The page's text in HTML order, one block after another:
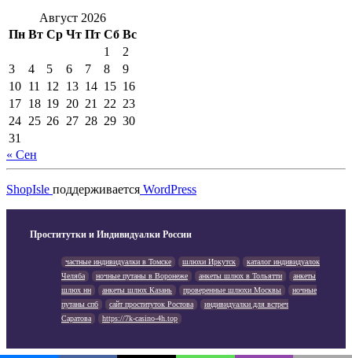
Август 2026
Пн Вт Ср Чт Пт Сб Вс
1
2
3
4 5 6 7 8
9
10 11 12 13 14 15 16
17 18 19 20 21 22 23
24 25 26 27 28 29 30
31
« Сен
ShopIsle поддерживается WordPress
Проститутки и Индивидуалки России
частные индивидуалки в Томске шлюхи Иркутск
каталог индивидуалок
Челяба
ночные путаны в Воронеже анкеты шлюх в Тольятти
анкеты
шлюх нн
анкеты шлюх Казань проверенные шлюхи Москвы
ночные
путаны спб
сайт проституток Ростова
индивидуалки для встреч
Саратова
https://7k-casino-4h.top